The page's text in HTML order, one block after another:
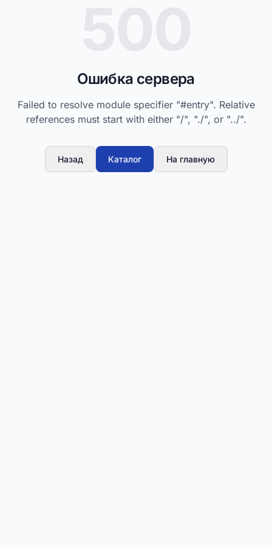
Ошибка сервера
Failed to resolve module specifier "#entry". Relative
references must start with either "/", "./", or "../".
Назад Каталог На главную